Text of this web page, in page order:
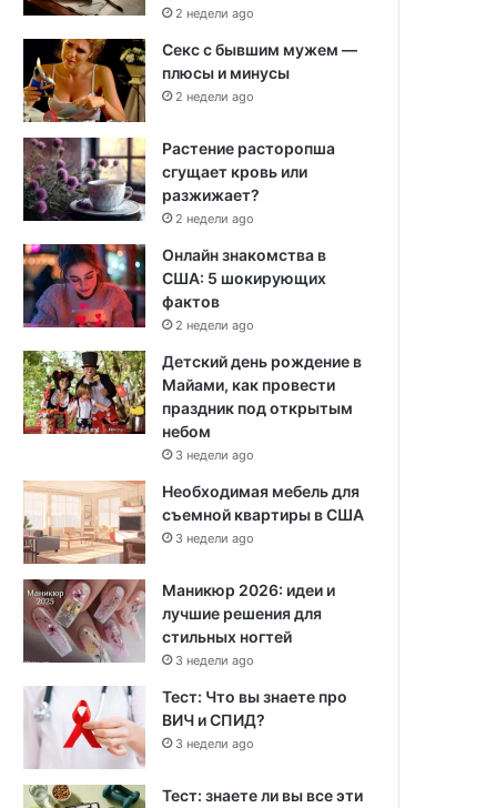
2 недели ago
Секс с бывшим мужем —
плюсы и минусы
2 недели ago
Растение расторопша
сгущает кровь или
разжижает?
2 недели ago
Онлайн знакомства в
США: 5 шокирующих
фактов
2 недели ago
Детский день рождение в
Майами, как провести
праздник под открытым
небом
3 недели ago
Необходимая мебель для
съемной квартиры в США
3 недели ago
Маникюр 2026: идеи и
лучшие решения для
стильных ногтей
3 недели ago
Тест: Что вы знаете про
ВИЧ и СПИД?
3 недели ago
Тест: знаете ли вы все эти